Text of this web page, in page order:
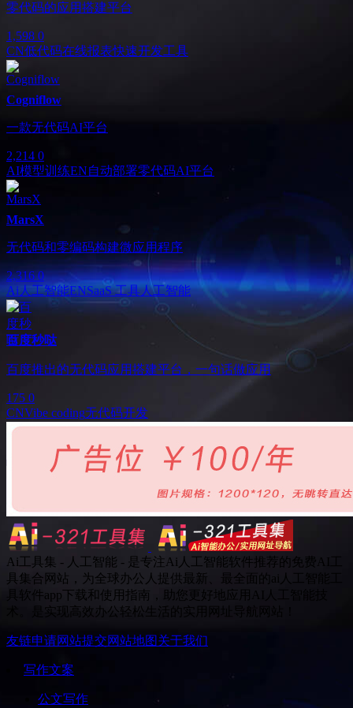
零代码的应用搭建平台
1,598 0
CN低代码在线报表快速开发工具
Cogniflow
一款无代码AI平台
2,214 0
AI模型训练EN自动部署零代码AI平台
MarsX
无代码和零编码构建微应用程序
2,316 0
Ai人工智能ENSaaS 工具人工智能
百度秒哒
百度推出的无代码应用搭建平台，一句话做应用
175 0
CNVibe coding无代码开发
Ai工具集 - 人工智能 - 是专注Ai人工智能软件推荐的免费AI工
具集合网站，为全球办公人提供最新、最全面的ai人工智能工
具软件app下载和使用指南，助您更好地应用AI人工智能技
术。是实现高效办公轻松生活的实用网址导航网站！
友链申请网站提交网站地图 关于我们
写作文案
公文写作